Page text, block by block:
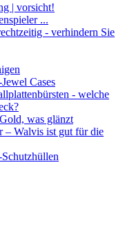
| vorsicht!
...
- verhindern Sie
Cases
- welche
was glänzt
– Walvis ist gut für die